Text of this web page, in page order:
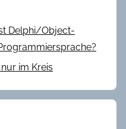
Delphi/Object-
im Kreis